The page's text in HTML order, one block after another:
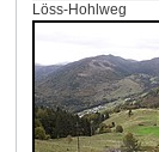
Löss-Hohlweg